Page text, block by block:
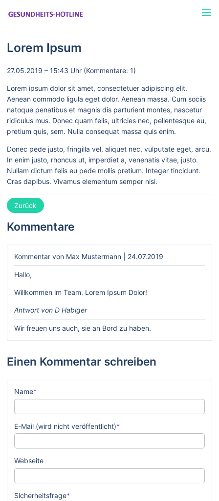
Menü
Lorem Ipsum
27.05.2019 – 15:43 Uhr (Kommentare: 1)
Lorem ipsum dolor sit amet, consectetuer adipiscing elit.
Aenean commodo ligula eget dolor. Aenean massa. Cum sociis
natoque penatibus et magnis dis parturient montes, nascetur
ridiculus mus. Donec quam felis, ultricies nec, pellentesque eu,
pretium quis, sem. Nulla consequat massa quis enim.
Donec pede justo, fringilla vel, aliquet nec, vulputate eget, arcu.
In enim justo, rhoncus ut, imperdiet a, venenatis vitae, justo.
Nullam dictum felis eu pede mollis pretium. Integer tincidunt.
Cras dapibus. Vivamus elementum semper nisi.
Zurück
Kommentare
Kommentar von Max Mustermann | 24.07.2019
Hallo,
Willkommen im Team. Lorem Ipsum Dolor!
Antwort von D Habiger
Wir freuen uns auch, sie an Bord zu haben.
Einen Kommentar schreiben
Pflichtfeld
Name*
Pflichtfeld
E-Mail (wird nicht veröffentlicht)*
Webseite
Pflichtfeld
Sicherheitsfrage*